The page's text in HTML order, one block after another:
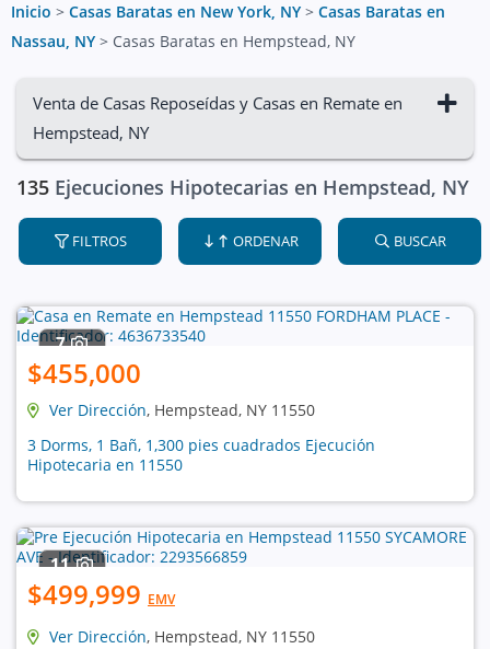
Inicio > Casas Baratas en New York, NY > Casas Baratas en
Nassau, NY > Casas Baratas en Hempstead, NY
Venta de Casas Reposeídas y Casas en Remate en
Hempstead, NY
135 Ejecuciones Hipotecarias en Hempstead, NY
FILTROS ORDENAR BUSCAR
7
$455,000
Ver Dirección, Hempstead, NY 11550
3 Dorms, 1 Bañ, 1,300 pies cuadrados Ejecución
Hipotecaria en 11550
11
$499,999 EMV
Ver Dirección, Hempstead, NY 11550